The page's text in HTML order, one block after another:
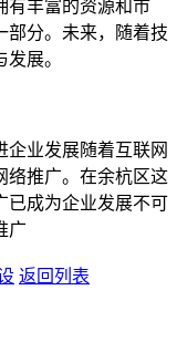
有丰富的资源和市
部分。未来，随着技
展。
企业发展随着互联网
络推广。在余杭区这
已成为企业发展不可
广
返回列表